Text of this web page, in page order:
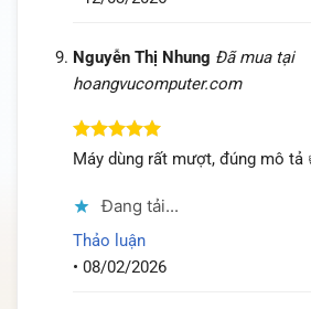
Nguyễn Thị Nhung Đã mua tại
hoangvucomputer.com
Được xếp
hạng
5
Máy dùng rất mượt, đúng mô tả
Đang tải...
Thảo luận
• 08/02/2026